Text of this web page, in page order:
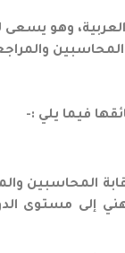
وهو يسعى
المحاسبين
فيما يلي :-
من نقابة
إلى مستوى